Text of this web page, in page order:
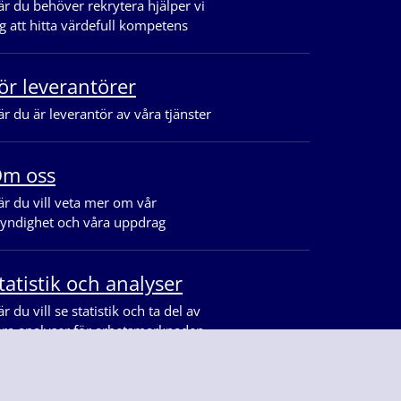
du behöver rekrytera hjälper vi
att hitta värdefull kompetens
leverantörer
du är leverantör av våra tjänster
oss
du vill veta mer om vår
och våra uppdrag
och analyser
du vill se statistik och ta del av
analyser för arbetsmarknaden